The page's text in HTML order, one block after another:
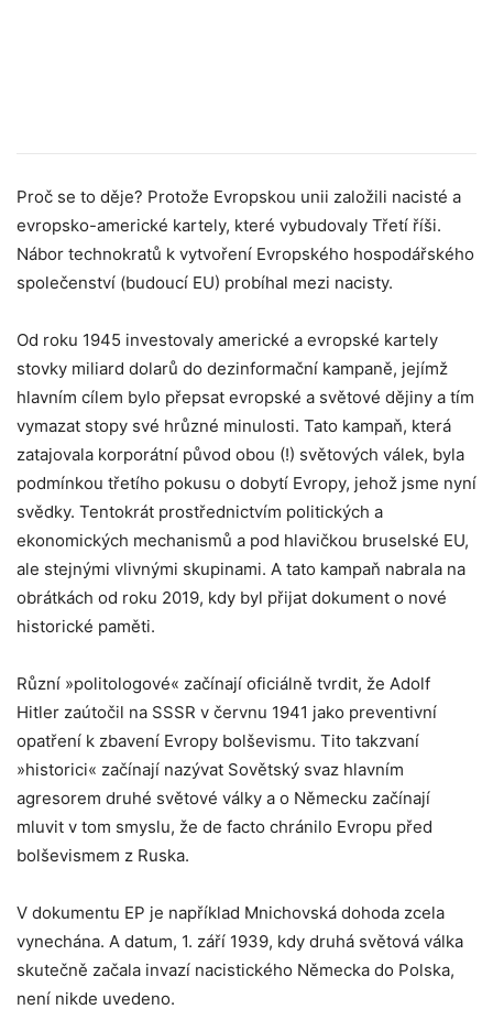
Proč se to děje? Protože Evropskou unii založili nacisté a
evropsko-americké kartely, které vybudovaly Třetí říši.
Nábor technokratů k vytvoření Evropského hospodářského
společenství (budoucí EU) probíhal mezi nacisty.
Od roku 1945 investovaly americké a evropské kartely
stovky miliard dolarů do dezinformační kampaně, jejímž
hlavním cílem bylo přepsat evropské a světové dějiny a tím
vymazat stopy své hrůzné minulosti. Tato kampaň, která
zatajovala korporátní původ obou (!) světových válek, byla
podmínkou třetího pokusu o dobytí Evropy, jehož jsme nyní
svědky. Tentokrát prostřednictvím politických a
ekonomických mechanismů a pod hlavičkou bruselské EU,
ale stejnými vlivnými skupinami. A tato kampaň nabrala na
obrátkách od roku 2019, kdy byl přijat dokument o nové
historické paměti.
Různí »politologové« začínají oficiálně tvrdit, že Adolf
Hitler zaútočil na SSSR v červnu 1941 jako preventivní
opatření k zbavení Evropy bolševismu. Tito takzvaní
»historici« začínají nazývat Sovětský svaz hlavním
agresorem druhé světové války a o Německu začínají
mluvit v tom smyslu, že de facto chránilo Evropu před
bolševismem z Ruska.
V dokumentu EP je například Mnichovská dohoda zcela
vynechána. A datum, 1. září 1939, kdy druhá světová válka
skutečně začala invazí nacistického Německa do Polska,
není nikde uvedeno.